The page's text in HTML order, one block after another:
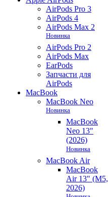
AirPods Pro 3
AirPods 4
AirPods Max 2
Новинка
AirPods Pro 2
AirPods Max
EarPods
Запчасти для
AirPods
MacBook
MacBook Neo
Новинка
MacBook
Neo 13"
(2026)
Новинка
MacBook Air
MacBook
Air 13" (M5,
2026)